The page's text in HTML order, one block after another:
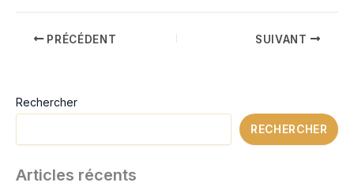
PRÉCÉDENT SUIVANT
Rechercher
RECHERCHER
Articles récents